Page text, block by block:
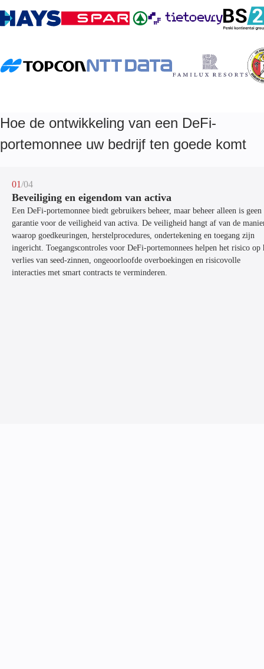
geld wordt vastgelegd.
maken. Hierdoor kunnen gebruikers vóór de uitvoering koersen,
slippage en kosten vergelijken.
Hoe de ontwikkeling van een DeFi-
portemonnee uw bedrijf ten goede komt
01/04
Beveiliging en eigendom van activa
Een DeFi-portemonnee biedt gebruikers beheer, maar beheer alleen is geen
garantie voor de veiligheid van activa. De veiligheid hangt af van de
waarop goedkeuringen, herstelprocedures, ondertekening en toegang zijn
ingericht. Toegangscontroles voor DeFi-portemonnees helpen het risico op
verlies van seed-zinnen, ongeoorloofde overboekingen en risicovolle
interacties met smart contracts te verminderen.